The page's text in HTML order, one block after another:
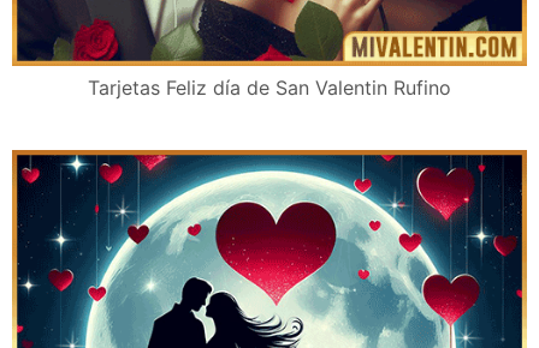
Tarjetas Feliz día de San Valentin Rufino